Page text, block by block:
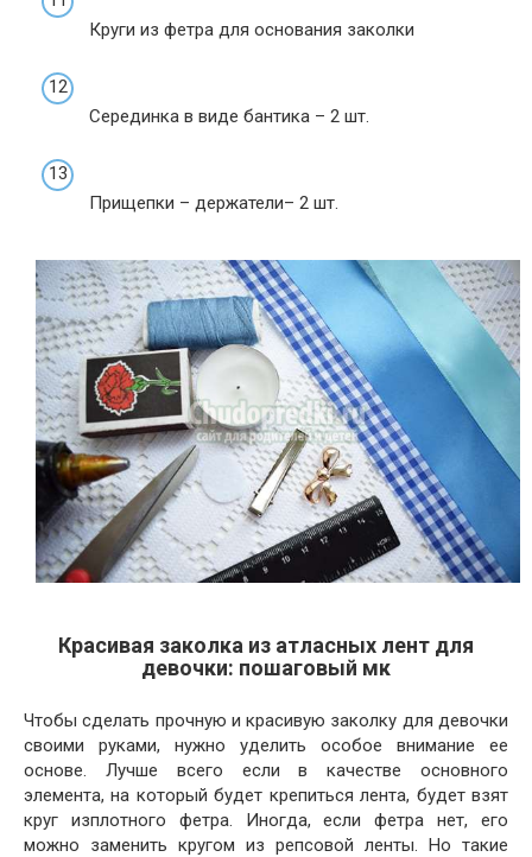
Круги из фетра для основания заколки
Серединка в виде бантика – 2 шт.
Прищепки – держатели– 2 шт.
Красивая заколка из атласных лент для
девочки: пошаговый мк
Чтобы сделать прочную и красивую заколку для девочки
своими руками, нужно уделить особое внимание ее
основе. Лучше всего если в качестве основного
элемента, на который будет крепиться лента, будет взят
круг изплотного фетра. Иногда, если фетра нет, его
можно заменить кругом из репсовой ленты. Но такие